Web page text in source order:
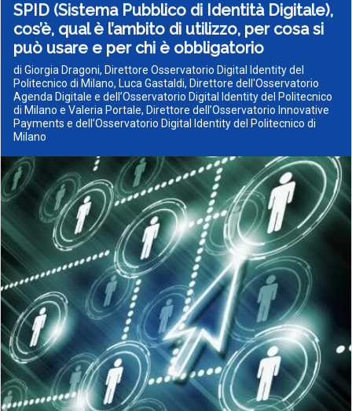
SPID (Sistema Pubblico di Identità Digitale),
cos’è, qual è l’ambito di utilizzo, per cosa si
può usare e per chi è obbligatorio
di Giorgia Dragoni, Direttore Osservatorio Digital Identity del
Politecnico di Milano, Luca Gastaldi, Direttore dell'Osservatorio
Agenda Digitale e dell’Osservatorio Digital Identity del Politecnico
di Milano e Valeria Portale, Direttore dell’Osservatorio Innovative
Payments e dell’Osservatorio Digital Identity del Politecnico di
Milano